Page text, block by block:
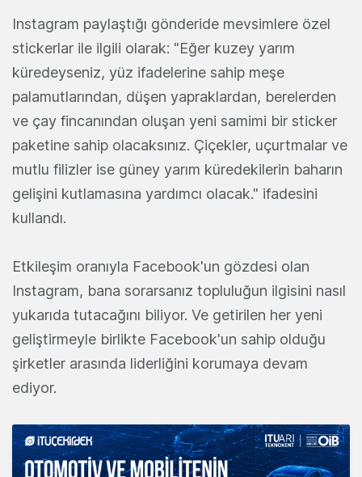
Instagram paylaştığı gönderide mevsimlere özel
stickerlar ile ilgili olarak: "Eğer kuzey yarım
küredeyseniz, yüz ifadelerine sahip meşe
palamutlarından, düşen yapraklardan, berelerden
ve çay fincanından oluşan yeni samimi bir sticker
paketine sahip olacaksınız. Çiçekler, uçurtmalar ve
mutlu filizler ise güney yarım küredekilerin baharın
gelişini kutlamasına yardımcı olacak." ifadesini
kullandı.
Etkileşim oranıyla Facebook'un gözdesi olan
Instagram, bana sorarsanız topluluğun ilgisini nasıl
yukarıda tutacağını biliyor. Ve getirilen her yeni
geliştirmeyle birlikte Facebook'un sahip olduğu
şirketler arasında liderliğini korumaya devam
ediyor.